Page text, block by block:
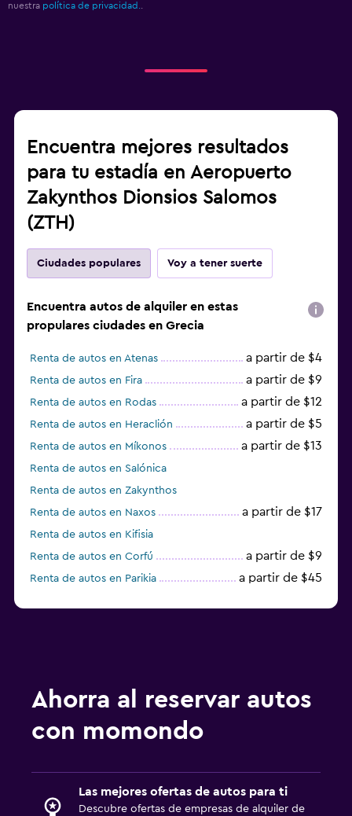
nuestra política de privacidad..
Encuentra mejores resultados
para tu estadía en Aeropuerto
Zakynthos Dionsios Salomos
(ZTH)
Ciudades populares Voy a tener suerte
Encuentra autos de alquiler en estas
propulares ciudades en Grecia
Renta de autos en Atenas a partir de $4
Renta de autos en Fira a partir de $9
Renta de autos en Rodas a partir de $12
Renta de autos en Heraclión a partir de $5
Renta de autos en Míkonos a partir de $13
Renta de autos en Salónica
Renta de autos en Zakynthos
Renta de autos en Naxos
a partir de $17
Renta de autos en Kifisia
Renta de autos en Corfú
a partir de $9
Renta de autos en Parikia a partir de $45
Ahorra al reservar autos
con momondo
Las mejores ofertas de autos para ti
Descubre ofertas de empresas de alquiler de